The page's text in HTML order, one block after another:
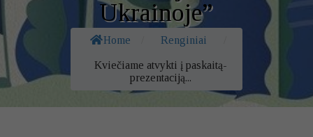
Ukrainoje”
Home Renginiai
Kviečiame atvykti į paskaitą-
prezentaciją...